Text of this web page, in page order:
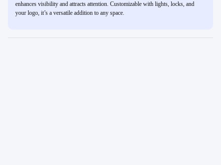
enhances visibility and attracts attention. Customizable with lights, locks, and
your logo, it’s a versatile addition to any space.